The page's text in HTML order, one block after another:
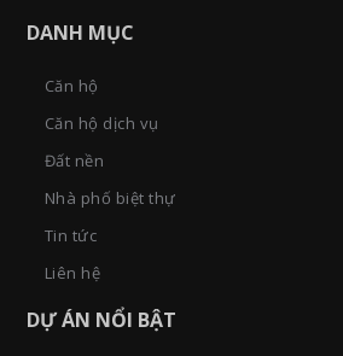
DANH MỤC
Căn hộ
Căn hộ dịch vụ
Đất nền
Nhà phố biệt thự
Tin tức
Liên hệ
DỰ ÁN NỔI BẬT